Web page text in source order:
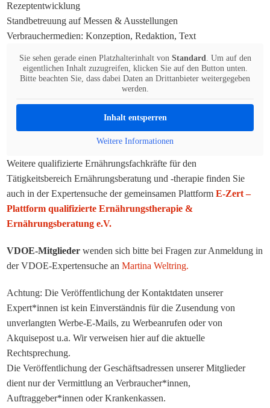
Rezeptentwicklung
Standbetreuung auf Messen & Ausstellungen
Verbrauchermedien: Konzeption, Redaktion, Text
Sie sehen gerade einen Platzhalterinhalt von Standard. Um auf den
eigentlichen Inhalt zuzugreifen, klicken Sie auf den Button unten.
Bitte beachten Sie, dass dabei Daten an Drittanbieter weitergegeben
werden.
Inhalt entsperren
Weitere Informationen
Weitere qualifizierte Ernährungsfachkräfte für den
Tätigkeitsbereich Ernährungsberatung und -therapie finden Sie
auch in der Expertensuche der gemeinsamen PlattformE-Zert –
Plattform qualifizierte Ernährungstherapie &
Ernährungsberatung e.V.
VDOE-Mitglieder wenden sich bitte bei Fragen zur Anmeldung in
der VDOE-Expertensuche anMartina Weltring.
Achtung: Die Veröffentlichung der Kontaktdaten unserer
Expert*innen ist kein Einverständnis für die Zusendung von
unverlangten Werbe-E-Mails, zu Werbeanrufen oder von
Akquisepost u.a. Wir verweisen hier auf die aktuelle
Rechtsprechung.
Die Veröffentlichung der Geschäftsadressen unserer Mitglieder
dient nur der Vermittlung an Verbraucher*innen,
Auftraggeber*innen oder Krankenkassen.